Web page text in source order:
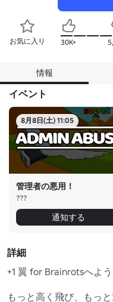
お気に入り 30K+
情報
イベント
8月8日(土) 11:05
管理者の悪用！
???
通知する
詳細
+1 翼 for Brainrotsへよ
もっと高く飛び、もっ